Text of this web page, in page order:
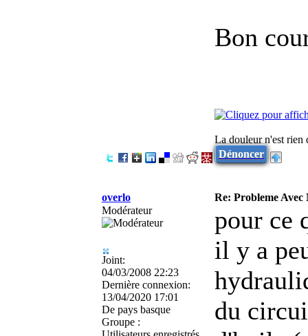
Bon
La douleur n'est rien
Dénoncer
overlo
Re: Probleme
Modérateur
Joint:
04/03/2008 22:23
Dernière connexion:
13/04/2020 17:01
De pays basque
Groupe :
pour ce
il y a
du